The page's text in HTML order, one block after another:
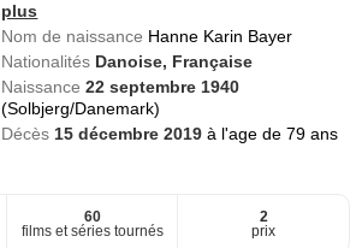
plus
Nom de naissance Hanne Karin Bayer
Nationalités Danoise, Française
Naissance22 septembre 1940
(Solbjerg/Danemark)
Décès 15 décembre 2019à l'age de 79 ans
60
films et séries tournés
2
prix